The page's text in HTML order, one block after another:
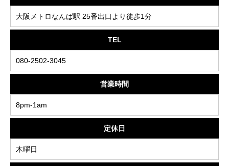
大阪メトロなんば駅 25番出口より徒歩1分
TEL
080-2502-3045
営業時間
8pm-1am
定休日
木曜日